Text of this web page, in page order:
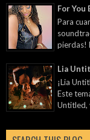
For You
Para
pierdas!
Lia
¡Lia
Este
Untitled,